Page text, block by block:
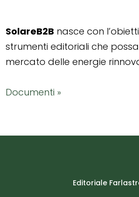
SolareB2B nasce con
strumenti editoriali che
mercato delle energie
Documenti »
Editoriale